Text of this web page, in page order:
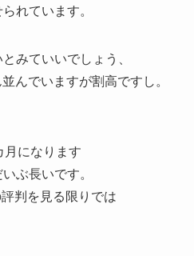
れています。
みていいでしょう、
んでいますが割高ですし。
月になります
ぶ長いです。
判を見る限りでは